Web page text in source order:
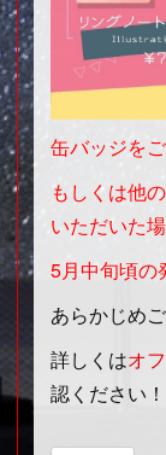
缶バッジを
もしくは他
いただいた
5月中旬頃の
あらかじめ
詳しくはオ
認ください！